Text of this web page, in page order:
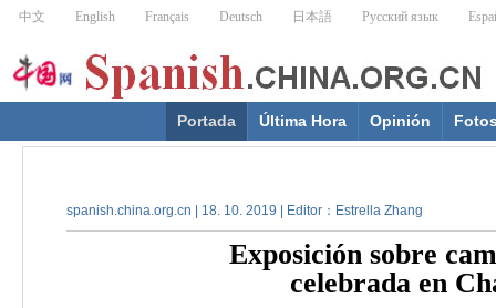
Portada Última Hora Opinión
spanish.china.org.cn | 18. 10. 2019 | Editor：Estrella Zhang
Exposición sobre
celebrada en